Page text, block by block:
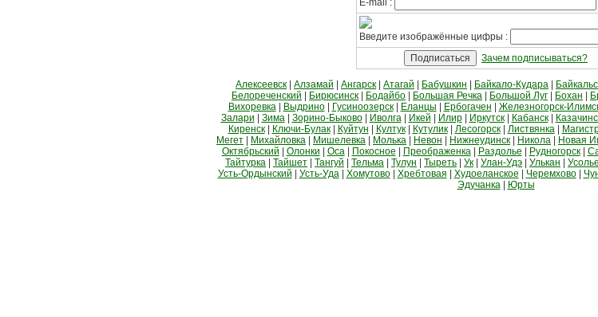
E-mail :
Введите изображённые цифры :
Зачем подписываться?
Алексеевск Алзамай Ангарск Атагай Бабушкин Байкало-Кудара
Белореченский
Бирюсинск Бодайбо Большая Речка Большой Луг Бохан
Вихоревка| Выдрино| Гусиноозерск| Еланцы Ербогачен Железногорск-
Залари
Зима| Зорино-Быково| Иволга| Икей Илир| Иркутск| Кабанск|
Киренск| Ключи-Булак| Куйтун Култук| Кутулик| Лесогорск| Листвянка|
Мегет
Михайловка Мишелевка Молька Невон Нижнеудинск Никола Новая
Октябрьский
Олонки Оса| Покосное Преображенка| Раздолье Рудногорск|
Тайтурка
Тайшет Тангуй Тельма Тулун Тыреть Ук Улан-Удэ Улькан
Усть-Ордынский
Усть-Уда| Хомутово| Хребтовая Худоеланское Черемхово|
Эдучанка| Юрты